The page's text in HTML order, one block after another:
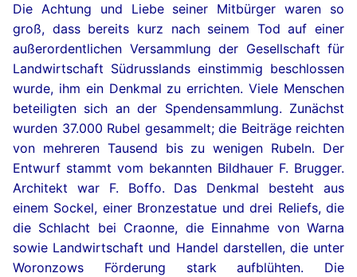
Die Achtung und Liebe seiner Mitbürger waren so
groß, dass bereits kurz nach seinem Tod auf einer
außerordentlichen Versammlung der Gesellschaft für
Landwirtschaft Südrusslands einstimmig beschlossen
wurde, ihm ein Denkmal zu errichten. Viele Menschen
beteiligten sich an der Spendensammlung. Zunächst
wurden 37.000 Rubel gesammelt; die Beiträge reichten
von mehreren Tausend bis zu wenigen Rubeln. Der
Entwurf stammt vom bekannten Bildhauer F. Brugger.
Architekt war F. Boffo. Das Denkmal besteht aus
einem Sockel, einer Bronzestatue und drei Reliefs, die
die Schlacht bei Craonne, die Einnahme von Warna
sowie Landwirtschaft und Handel darstellen, die unter
Woronzows Förderung stark aufblühten. Die